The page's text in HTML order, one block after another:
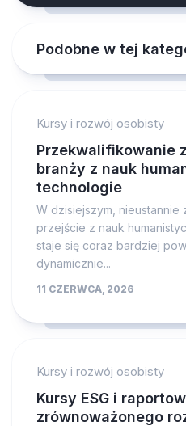
Podobne w tej
Kursy i rozwój osobisty
Przekwalifikowanie
branży z nauk
technologie
W dzisiejszym, nieustannie
przejście z nauk
staje się coraz bardziej
dynamicznie...
11 CZERWCA, 2026
Kursy i rozwój osobisty
Kursy ESG i
zrównoważonego